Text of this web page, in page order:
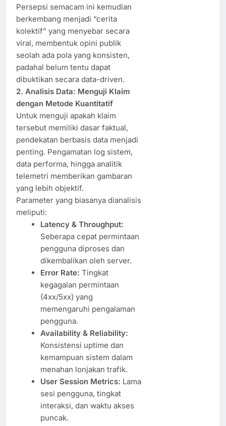
Persepsi semacam ini kemudian
berkembang menjadi “cerita
kolektif” yang menyebar secara
viral, membentuk opini publik
seolah ada pola yang konsisten,
padahal belum tentu dapat
dibuktikan secara data-driven.
2. Analisis Data: Menguji Klaim
dengan Metode Kuantitatif
Untuk menguji apakah klaim
tersebut memiliki dasar faktual,
pendekatan berbasis data menjadi
penting. Pengamatan log sistem,
data performa, hingga analitik
telemetri memberikan gambaran
yang lebih objektif.
Parameter yang biasanya dianalisis
meliputi:
Latency & Throughput:
Seberapa cepat permintaan
pengguna diproses dan
dikembalikan oleh server.
Error Rate: Tingkat
kegagalan permintaan
(4xx/5xx) yang
memengaruhi pengalaman
pengguna.
Availability & Reliability:
Konsistensi uptime dan
kemampuan sistem dalam
menahan lonjakan trafik.
User Session Metrics: Lama
sesi pengguna, tingkat
interaksi, dan waktu akses
puncak.